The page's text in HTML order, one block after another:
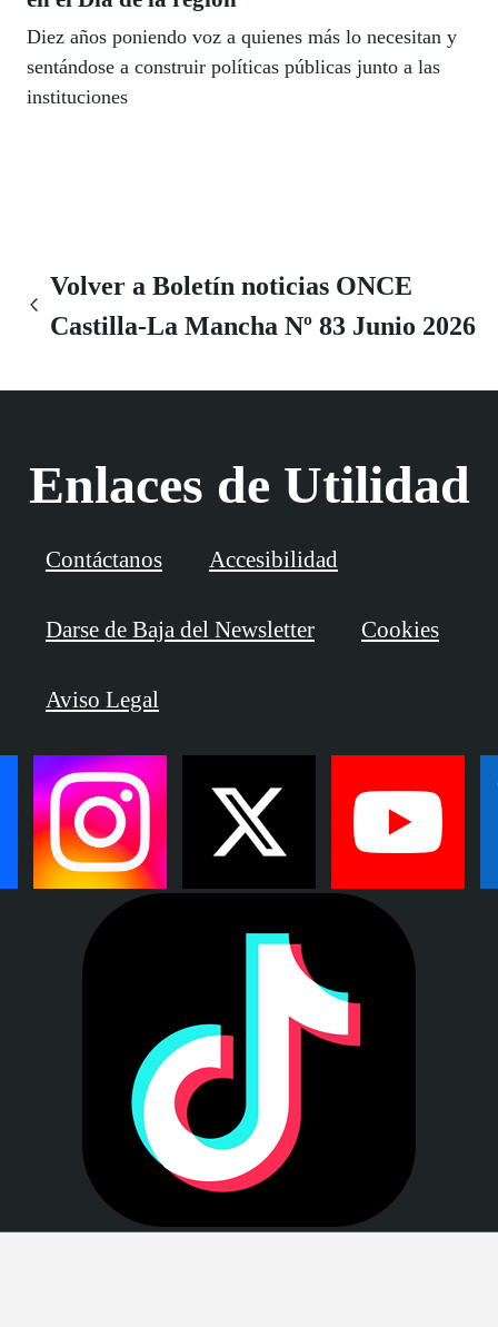
Diez años poniendo voz a quienes más lo necesitan y
sentándose a construir políticas públicas junto a las
instituciones
Volver a Boletín noticias ONCE
Castilla-La Mancha Nº 83 Junio 2026
Enlaces de Utilidad
Contáctanos Accesibilidad
Darse de Baja del Newsletter Cookies
Aviso Legal